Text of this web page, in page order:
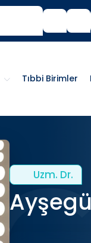
Tıbbi Birimler
Uzm. Dr.